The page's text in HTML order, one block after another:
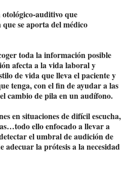
otológico-auditivo que
se aporta del médico
toda la información posible
afecta a la vida laboral y
de vida que lleva el paciente y
tenga, con el fin de ayudar a las
cambio de pila en un audífono.
en situaciones de difícil escucha,
ello enfocado a llevar a
el umbral de audición de
adecuar la prótesis a la necesidad